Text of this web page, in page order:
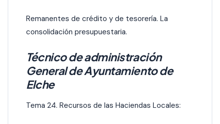
Remanentes de crédito y de tesorería. La
consolidación presupuestaria.
Técnico de administración
General de Ayuntamiento de
Elche
Tema 24. Recursos de las Haciendas Locales: